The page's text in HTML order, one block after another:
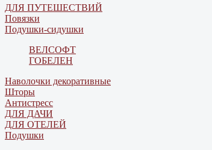
ДЛЯ ПУТЕШЕСТВИЙ
Повязки
Подушки-сидушки
ВЕЛСОФТ
ГОБЕЛЕН
Наволочки декоративные
Шторы
Антистресс
ДЛЯ ДАЧИ
ДЛЯ ОТЕЛЕЙ
Подушки